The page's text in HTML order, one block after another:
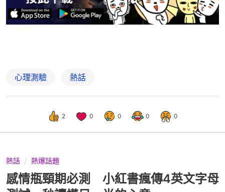
心理測驗 熱話
2 0 0 0 0
熱話 熱爆話題
感情瓶頸期必測 小紅書瘋傳4英文字母